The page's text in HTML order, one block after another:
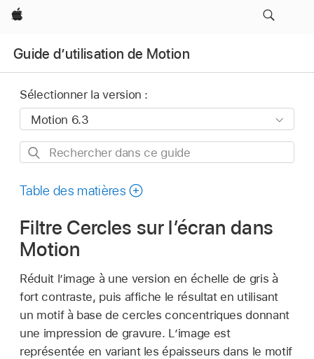
Apple
Guide d’utilisation de Motion
Sélectionner la version :
Rechercher
ce
Table des matières
Filtre Cercles sur l’écran dans
Motion
Réduit l’image à une version en échelle de gris à
fort contraste, puis affiche le résultat en utilisant
un motif à base de cercles concentriques donnant
une impression de gravure. L’image est
représentée en variant les épaisseurs dans le motif